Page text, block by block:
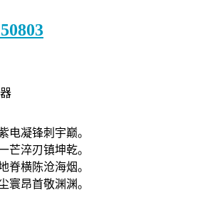
电凝锋刺宇巅。
芒淬刃镇坤乾。
脊横陈沧海烟。
寰昂首敬渊渊。